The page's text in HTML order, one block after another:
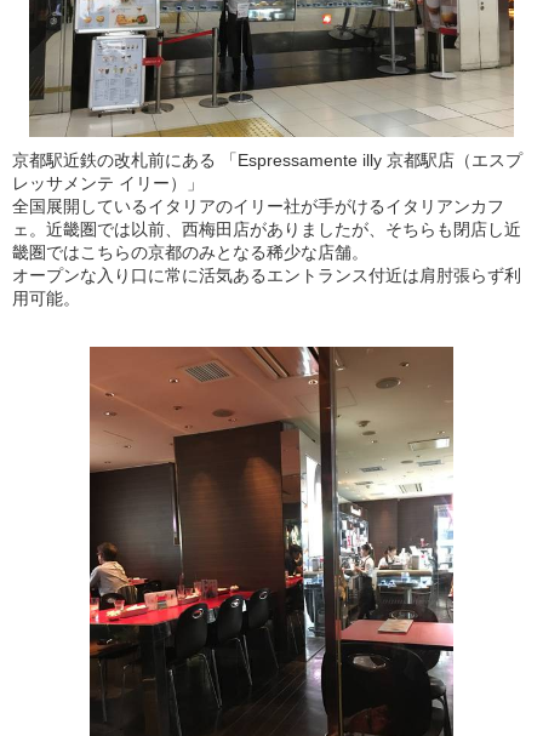
京都駅近鉄の改札前にある 「Espressamente illy 京都駅店（エスプ
レッサメンテ イリー）」
全国展開しているイタリアのイリー社が手がけるイタリアンカフ
ェ。近畿圏では以前、西梅田店がありましたが、そちらも閉店し近
畿圏ではこちらの京都のみとなる稀少な店舗。
オープンな入り口に常に活気あるエントランス付近は肩肘張らず利
用可能。